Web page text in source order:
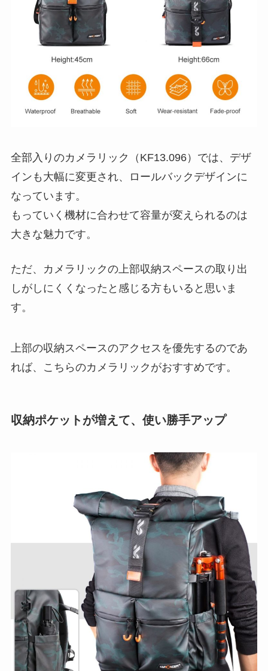
全部入りのカメラリック（KF13.096）では、デザ
インも大幅に変更され、ロールバックデザインに
なっています。
もっていく機材に合わせて容量が変えられるのは
大きな魅力です。
ただ、カメラリックの上部収納スペースの取り出
しがしにくくなったと感じる方もいると思いま
す。
上部の収納スペースのアクセスを優先するのであ
れば、こちらのカメラリックがおすすめです。
収納ポケットが増えて、使い勝手アップ